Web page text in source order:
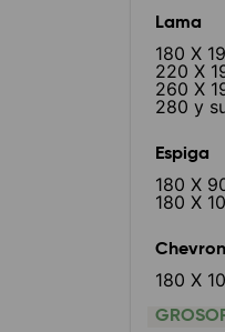
Lama
180 X
220 X
260 X
280 y
Espiga
180 X
180 X
Chevron
180 X